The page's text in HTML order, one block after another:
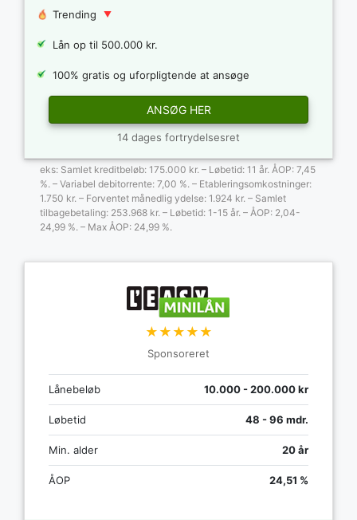
Trending
Lån op til 500.000 kr.
100% gratis og uforpligtende at ansøge
ANSØG HER
14 dages fortrydelsesret
eks: Samlet kreditbeløb: 175.000 kr. – Løbetid: 11 år. ÅOP: 7,45
%. – Variabel debitorrente: 7,00 %. – Etableringsomkostninger:
1.750 kr. – Forventet månedlig ydelse: 1.924 kr. – Samlet
tilbagebetaling: 253.968 kr. – Løbetid: 1-15 år. – ÅOP: 2,04-
24,99 %. – Max ÅOP: 24,99 %.
★★★★★
Sponsoreret
Lånebeløb 10.000 - 200.000 kr
Løbetid 48 - 96 mdr.
Min. alder 20 år
ÅOP 24,51 %